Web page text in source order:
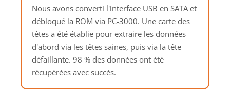
Nous avons converti l'interface USB en SATA et
débloqué la ROM via PC-3000. Une carte des
têtes a été établie pour extraire les données
d'abord via les têtes saines, puis via la tête
défaillante. 98 % des données ont été
récupérées avec succès.